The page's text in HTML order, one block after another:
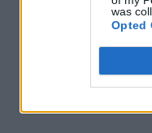
was
Opted